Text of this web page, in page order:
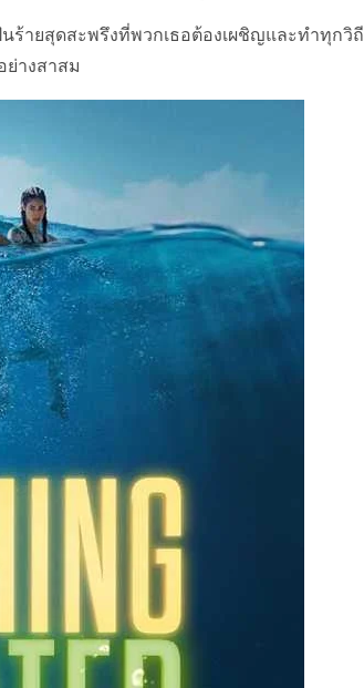
ร้ายสุดสะพรึงที่พวกเธอต้องเผชิญและทำทุกวิถี
างสาสม